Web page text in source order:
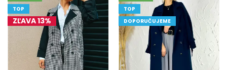
TOP
ZĽAVA 13%
TOP
DOPORUČUJEME